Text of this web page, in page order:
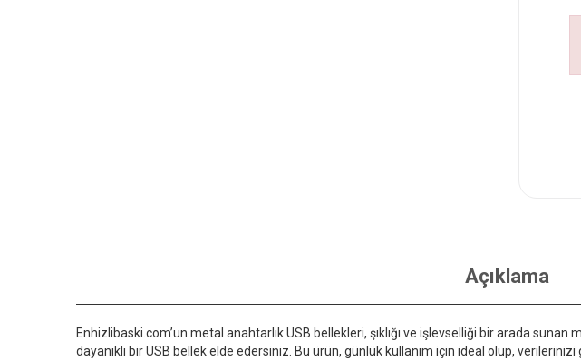
Açıklama
Enhizlibaski.com’un metal anahtarlık USB bellekleri, şıklığı ve işlevselliği bir arada
dayanıklı bir USB bellek elde edersiniz. Bu ürün, günlük kullanım için ideal olup,